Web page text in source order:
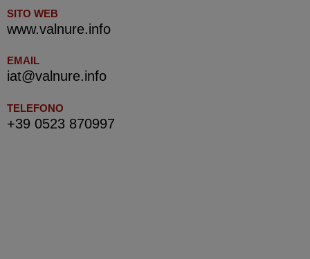
SITO WEB
www.valnure.info
EMAIL
iat@valnure.info
TELEFONO
+39 0523 870997